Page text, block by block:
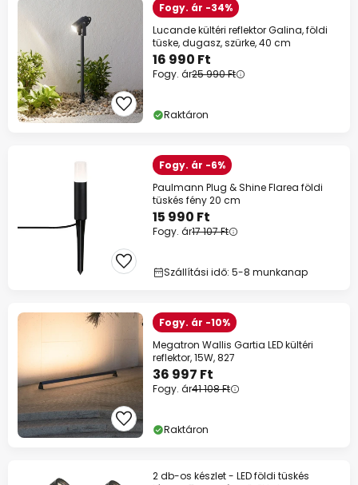
Fogy. ár -34%
Lucande kültéri reflektor Galina, földi
tüske, dugasz, szürke, 40 cm
16 990 Ft
Fogy. ár25 990 Ft
Raktáron
Fogy. ár -6%
Paulmann Plug & Shine Flarea földi
tüskés fény 20 cm
15 990 Ft
Fogy. ár17 107 Ft
Szállítási idő: 5-8 munkanap
Fogy. ár -10%
Megatron Wallis Gartia LED kültéri
reflektor, 15W, 827
36 997 Ft
Fogy. ár41 108 Ft
Raktáron
2 db-os készlet - LED földi tüskés